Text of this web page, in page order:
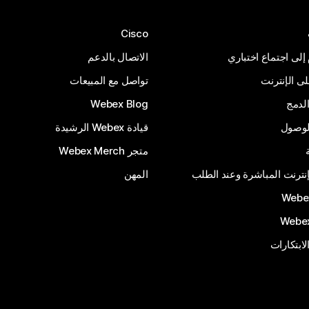
إلى اجتماع اختباري
الإنترنت
المباشرة وعند الطلب
Cisco
الاتصال بالدعم
تواصل مع المبيعات
Webex Blog
قيادة Webex الرشيدة
متجر Webex Merch
المهن